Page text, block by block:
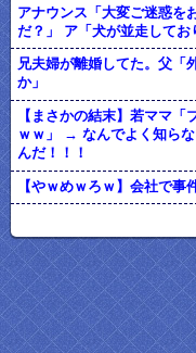
アナウンス「大変ご迷惑を
だ？」 ア「犬が並走してお
兄夫婦が離婚してた。父「
か」
【まさかの結末】若ママ
ｗｗ」 → なんでよく知ら
んだ！！！
【やｗめｗろｗ】会社で